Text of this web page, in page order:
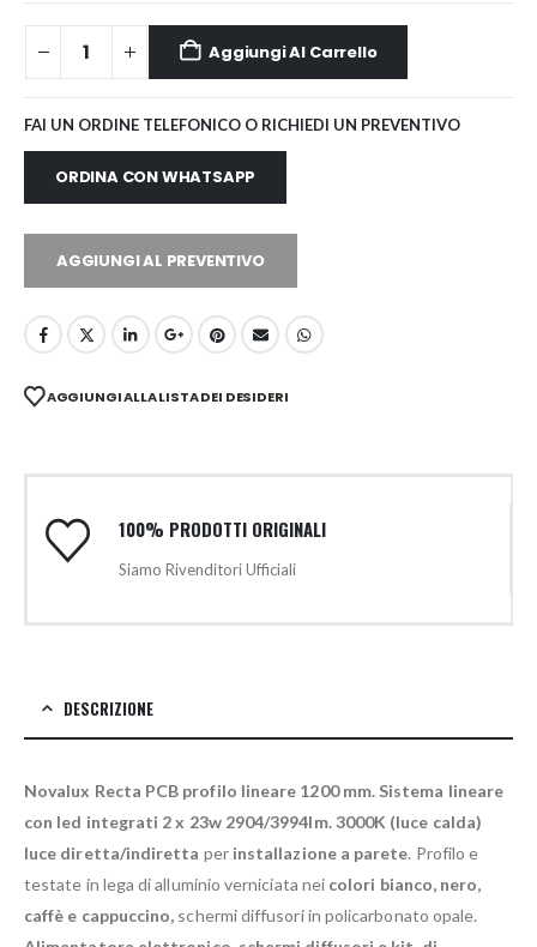
Aggiungi Al Carrello
FAI UN ORDINE TELEFONICO O RICHIEDI UN PREVENTIVO
ORDINA CON WHATSAPP
AGGIUNGI AL PREVENTIVO
AGGIUNGI ALLA LISTA DEI DESIDERI
100% PRODOTTI ORIGINALI
Siamo Rivenditori Ufficiali
DESCRIZIONE
Novalux Recta PCB profilo lineare 1200 mm. Sistema lineare
con led integrati 2 x 23w 2904/3994lm. 3000K (luce calda)
luce diretta/indiretta per installazione a parete. Profilo e
testate in lega di alluminio verniciata nei colori bianco, nero,
caffè e cappuccino, schermi diffusori in policarbonato opale.